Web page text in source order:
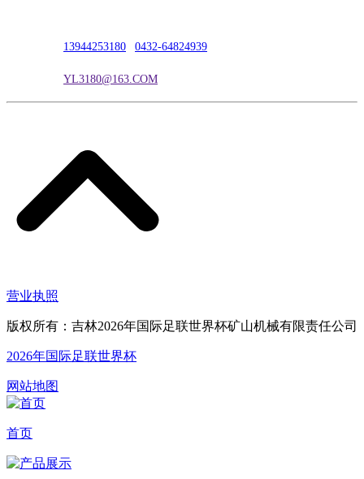
13944253180 0432-64824939
YL3180@163.COM
营业执照
版权所有：吉林2026年国际足联世界杯矿山机械有限责任公司
2026年国际足联世界杯
网站地图
首页